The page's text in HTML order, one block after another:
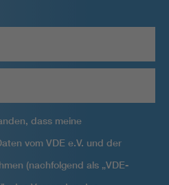
dass meine
vom VDE e.V. und der
(nachfolgend als „VDE-